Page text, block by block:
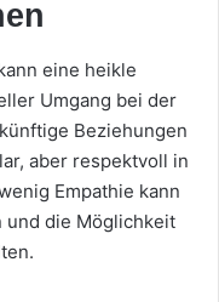
eine heikle
Umgang bei der
Beziehungen
aber respektvoll in
Empathie kann
und die Möglichkeit